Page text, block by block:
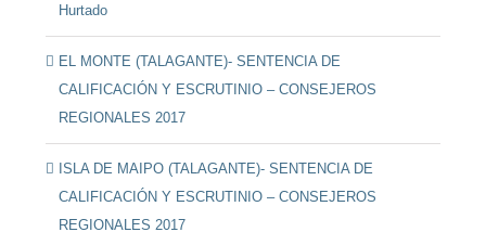
Hurtado
EL MONTE (TALAGANTE)- SENTENCIA DE
CALIFICACIÓN Y ESCRUTINIO – CONSEJEROS
REGIONALES 2017
ISLA DE MAIPO (TALAGANTE)- SENTENCIA DE
CALIFICACIÓN Y ESCRUTINIO – CONSEJEROS
REGIONALES 2017